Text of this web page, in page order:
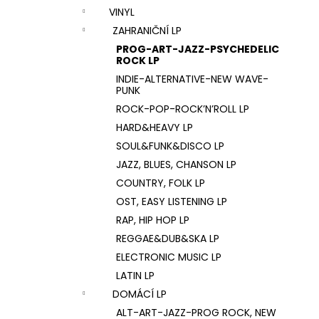
VINYL
ZAHRANIČNÍ LP
PROG-ART-JAZZ-PSYCHEDELIC
ROCK LP
INDIE-ALTERNATIVE-NEW WAVE-
PUNK
ROCK-POP-ROCK’N’ROLL LP
HARD&HEAVY LP
SOUL&FUNK&DISCO LP
JAZZ, BLUES, CHANSON LP
COUNTRY, FOLK LP
OST, EASY LISTENING LP
RAP, HIP HOP LP
REGGAE&DUB&SKA LP
ELECTRONIC MUSIC LP
LATIN LP
DOMÁCÍ LP
ALT-ART-JAZZ-PROG ROCK, NEW